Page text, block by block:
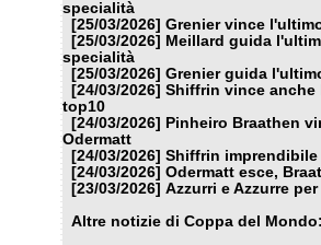
specialità
[25/03/2026] Grenier vince
[25/03/2026] Meillard guida
specialità
[25/03/2026] Grenier guida
[24/03/2026] Shiffrin vince anche
top10
[24/03/2026]
Pinheiro Braathen
Odermatt
[24/03/2026] Shiffrin imprendibile
[24/03/2026] Odermatt esce,
[23/03/2026] Azzurri e Azzurre
Altre notizie di Coppa del